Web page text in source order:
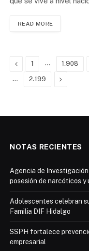
READ MORE
Previous
1 … 1.908
… 2.199 Next
NOTAS RECIENTES
Agencia de
posesión de narcóticos y
Adolescentes celebran
Familia DIF Hidalgo
SSPH fortalece
empresarial